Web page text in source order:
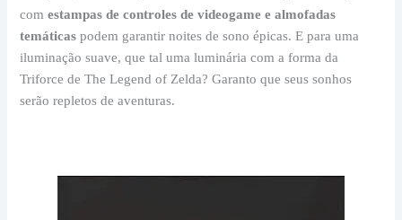
comestampas de controles de videogame e almofadas
temáticaspodem garantir noites de sono épicas. E para uma
iluminação suave, que tal uma luminária com a forma da
Triforce de The Legend of Zelda? Garanto que seus sonhos
serão repletos de aventuras.